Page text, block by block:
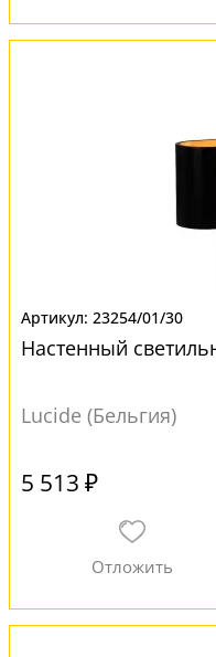
23254/01/30
Настенный
Lucide (Бельгия)
5 513 ₽